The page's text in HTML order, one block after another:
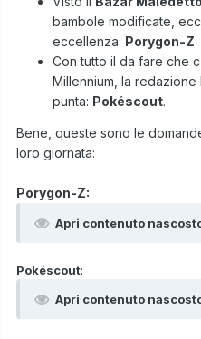
bambole modificate,
eccellenza: Porygon-Z
Con tutto il da fare che
Millennium, la
punta: Pokéscout.
Bene, queste sono le
loro giornata:
Porygon-Z:
Apri contenuto
Pokéscout:
Apri contenuto